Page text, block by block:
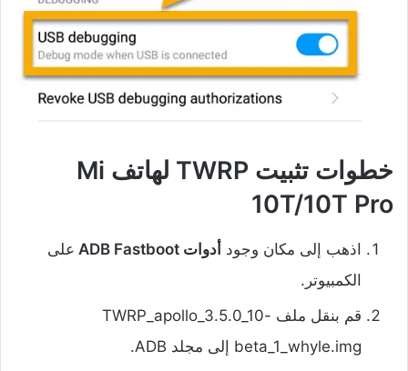
خطوات تثبيت TWRP لهاتف Mi
10T/10T Pro
اذهب إلى مكان وجود أدوات ADB Fastboot
على
الكمبيوتر.
قم بنقل ملف TWRP_apollo_3.5.0_10-
beta_1_whyle.img إلى مجلد ADB.